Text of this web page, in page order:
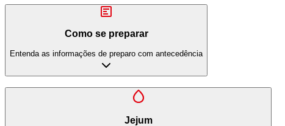
Como se preparar
Entenda as informações de preparo com antecedência
Jejum